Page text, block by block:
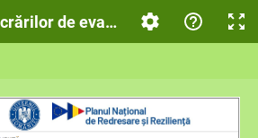
de evaluare a efectivelor